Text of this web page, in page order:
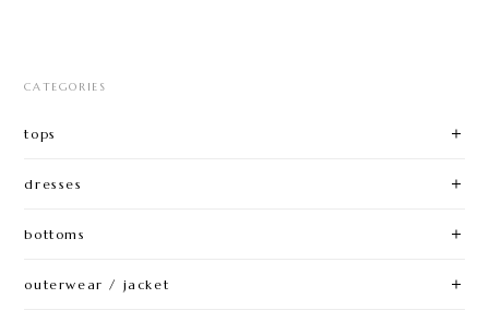
CATEGORIES
tops
dresses
bottoms
outerwear / jacket